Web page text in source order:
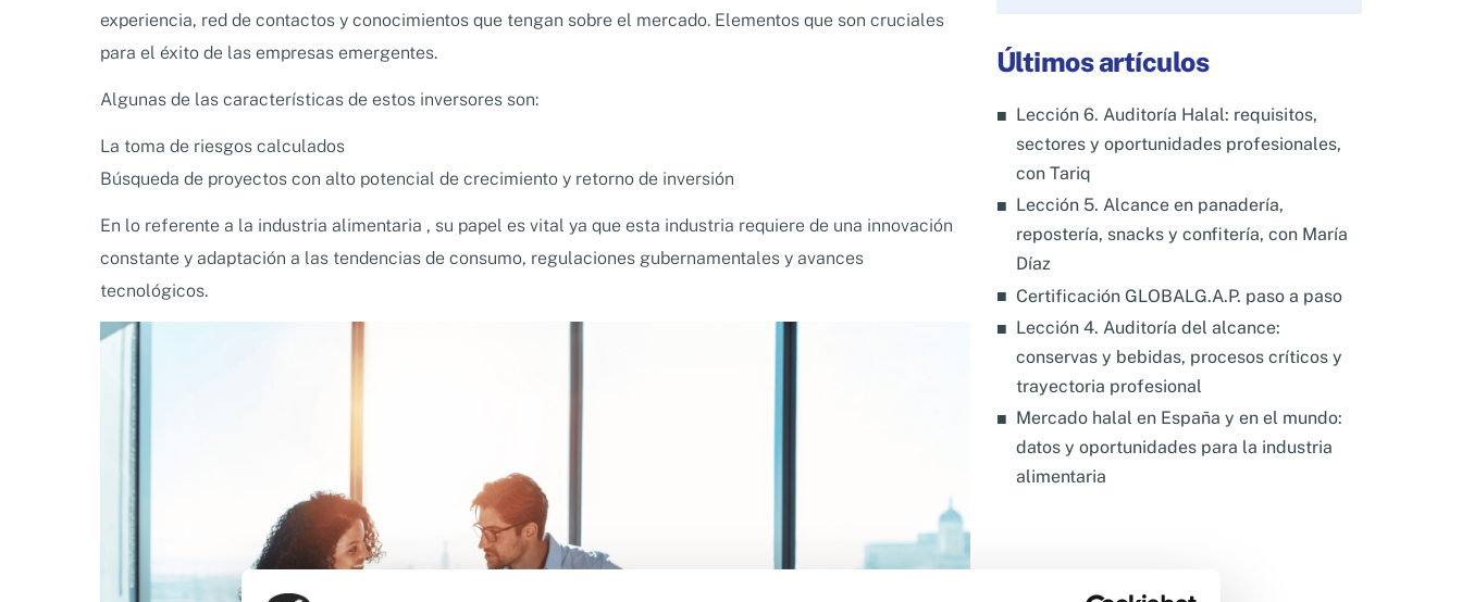
experiencia, red de contactos y conocimientos que tengan sobre el mercado. Elementos que son cruciales
para el éxito de las empresas emergentes.
Algunas de las características de estos inversores son:
La toma de riesgos calculados
Búsqueda de proyectos con alto potencial de crecimiento y retorno de inversión
En lo referente a la industria alimentaria , su papel es vital ya que esta industria requiere de una innovación
constante y adaptación a las tendencias de consumo, regulaciones gubernamentales y avances
tecnológicos.
vacío.
Últimos artículos
Lección 6. Auditoría Halal: requisitos,
sectores y oportunidades profesionales,
con Tariq
Lección 5. Alcance en panadería,
repostería, snacks y confitería, con María
Díaz
Certificación GLOBALG.A.P. paso a paso
Lección 4. Auditoría del alcance:
conservas y bebidas, procesos críticos y
trayectoria profesional
Mercado halal en España y en el mundo:
datos y oportunidades para la industria
alimentaria